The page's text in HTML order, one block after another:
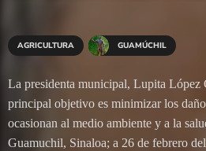
AGRICULTURA GUAMÚCHIL
La presidenta municipal, Lupita López
principal objetivo es minimizar los
ocasionan al medio ambiente y a la
Guamuchil, Sinaloa; a 26 de febrero